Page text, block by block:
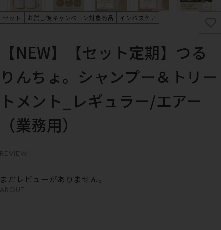
セット お試し後キャンペーン対象商品 インバスケア
【NEW】【セット定期】つる
りんちょ。シャンプー＆トリー
トメント_レギュラー/エアー
（業務用）
REVIEW
まだレビューがありません。
ABOUT